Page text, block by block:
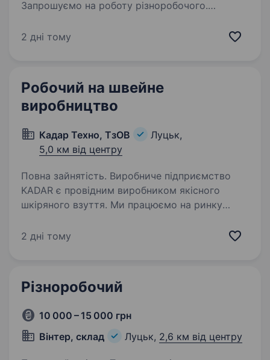
Запрошуємо на роботу різноробочого.
житлових/нежитлових будівель/приміщень.
2 дні тому
Робочий на швейне
виробництво
Кадар Техно, ТзОВ
Луцьк,
5,0 км від центру
Повна зайнятість. Виробниче підприємство
KADAR є провідним виробником якісного
шкіряного взуття. Ми працюємо на ринку
як з усієї України, так і за кордоном.
2 дні тому
Різноробочий
10 000 – 15 000 грн
Вінтер, склад
Луцьк, 2,6 км від центру